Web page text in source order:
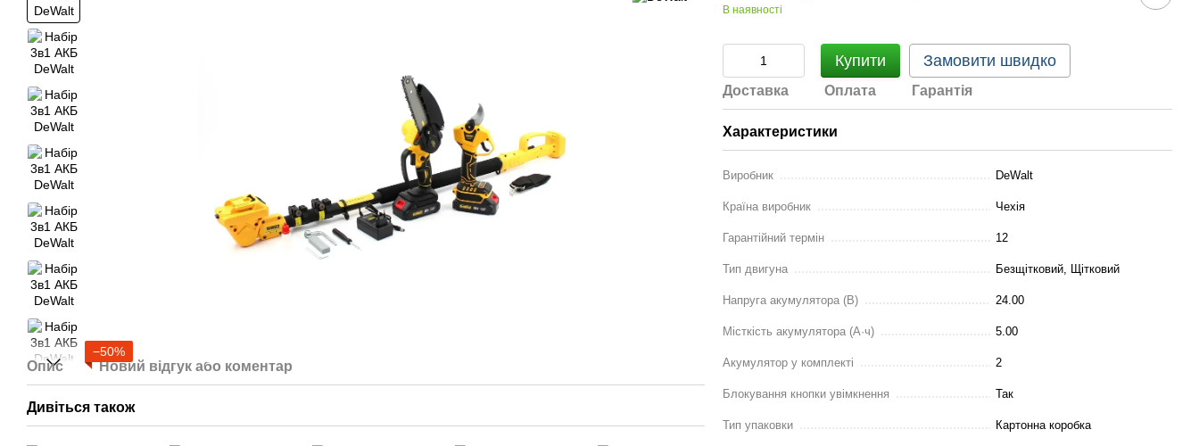
−50%
Опис Новий відгук або коментар
Дивіться також
В наявності
Купити Замовити швидко
Доставка Оплата Гарантія
Характеристики
Виробник DeWalt
Країна виробник Чехія
Гарантійний термін 12
Тип двигуна Безщітковий, Щітковий
Напруга акумулятора (В) 24.00
Місткість акумулятора (А·ч) 5.00
Акумулятор у комплекті 2
Блокування кнопки увімкнення Так
Тип упаковки Картонна коробка